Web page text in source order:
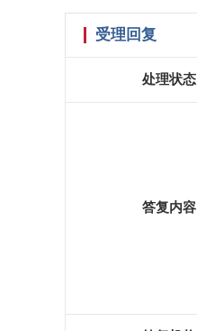
受理回复
处理状态
答复内容